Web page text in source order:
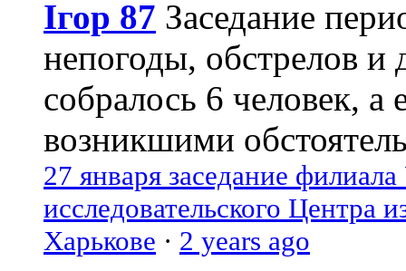
Ігор 87 Заседание
непогоды, обстрелов и
собралось 6 человек, а
возникшими
27 января заседание
исследовательского Центра
Харькове · 2 years ago